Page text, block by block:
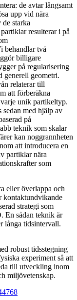
de avtar långsamt
upp vid nära
starka
resulterar i på
behandlar två
billigare
på regularisering
generell geometri.
relaterar till
att förberäkna
unik partikeltyp.
med hjälp av
på
teknik som skalar
kan noggrannheten
att introducera en
partiklar nära
som
eller överlappa och
kontaktundvikande
strategi som
En sådan teknik är
långa tidsintervall.
robust tidsstegning
experiment så att
till utveckling inom
miljövetenskap.